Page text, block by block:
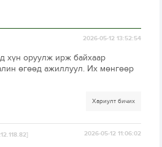
2026-05-12 13:52:54
хүн оруулж ирж байхаар
өгөөд ажиллуул. Их мөнгөөр
Хариулт бичих
2026-05-12 11:06:02